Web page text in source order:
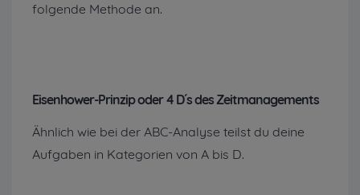
folgende Methode an.
Eisenhower-Prinzip oder 4 D´s des Zeitmanagements
Ähnlich wie bei der ABC-Analyse teilst du deine
Aufgaben in Kategorien von A bis D.